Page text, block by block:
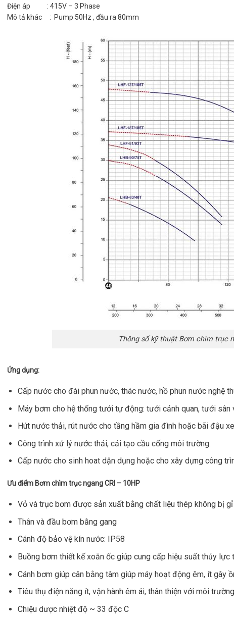
Điện áp : 415V – 3 Phase
Mô tả khác : Pump 50Hz , đầu ra 80mm
Thông số kỹ thuật Bơm chìm trục
Ứng dụng:
Cấp nước cho đài phun nước, thác nước, hồ phun nước nghệ
Máy bơm cho hệ thống tưới tự động: tưới cảnh quan, tưới sân
Hút nước thải, rút nước cho tầng hầm gia đình hoặc bãi đậu
Công trình xử lý nước thải, cải tạo cầu cống môi trường.
Cấp nước cho sinh hoat dận dụng hoặc cho xây dựng công
Ưu điểm Bơm chìm trục ngang CRI – 10HP
Vỏ và trục bơm được sản xuất bằng chất liệu thép không bị
Thân và đầu bơm bằng gang
Cánh độ bảo vệ kín nước: IP58
Buồng bơm thiết kế xoắn ốc giúp cung cấp hiệu suất thủy lực
Cánh bơm giúp cân bằng tâm giúp máy hoạt động êm, ít gây
Tiêu thụ điện năng ít, vận hành êm ái, thân thiện với môi trường
Chiệu dược nhiệt độ ~ 33 độc C